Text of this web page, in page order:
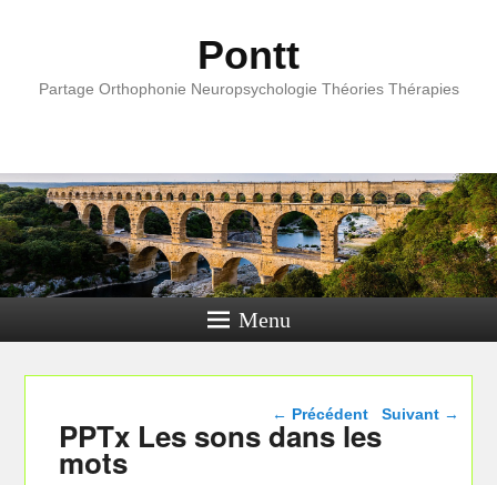
Pontt
Partage Orthophonie Neuropsychologie Théories Thérapies
Menu
Navigation dans les
← Précédent Suivant →
PPTx Les sons dans les
mots